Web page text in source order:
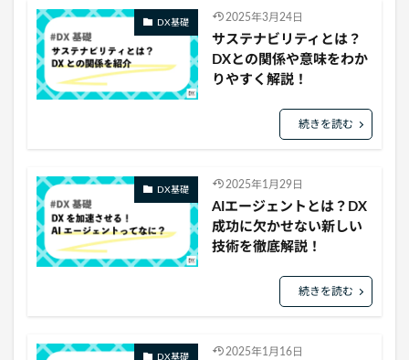
DX基礎 2025年3月24日
サステナビリティとは？
DXとの関係や意味をわか
りやすく解説！
続きを読む
DX基礎 2025年1月29日
AIエージェントとは？DX
成功に欠かせない新しい
技術を徹底解説！
続きを読む
DX基礎 2025年1月16日